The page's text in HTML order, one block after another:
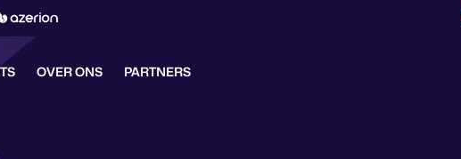
OVER ONS PARTNERS